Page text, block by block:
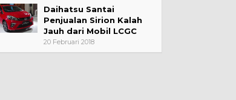
Daihatsu Santai
Penjualan Sirion Kalah
Jauh dari Mobil LCGC
20 Februari 2018